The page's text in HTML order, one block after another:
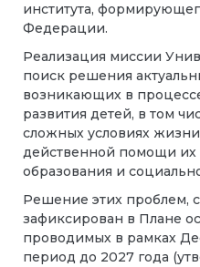
института,
Федерации.
Реализация миссии
поиск решения
возникающих в
развития детей, в том
сложных условиях
действенной помощи их
образования и
Решение этих проблем,
зафиксирован в Плане
проводимых в рамках
период до 2027 года